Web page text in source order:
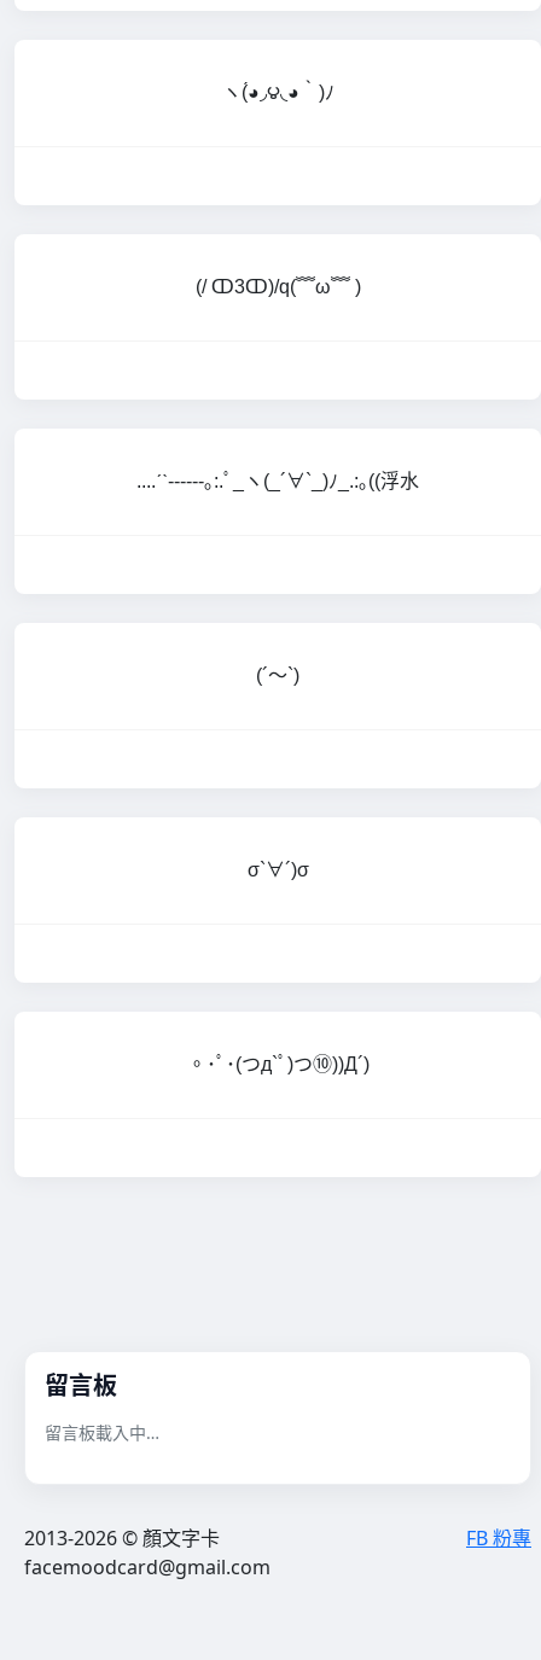
ヽ(́◕◞౪◟◕‵)ﾉ
(/ ↀ3ↀ)/q(﹌ω﹌ )
....ˊˋ------｡:.ﾟ_ヽ(_´∀`_)ﾉ_.:｡((浮水
(´～`)
σ`∀´)σ
。･ﾟ･(つд`ﾟ)つ⑩))Д´)
留言板
留言板載入中…
2013-2026 © 顏文字卡
facemoodcard@gmail.com
FB 粉專